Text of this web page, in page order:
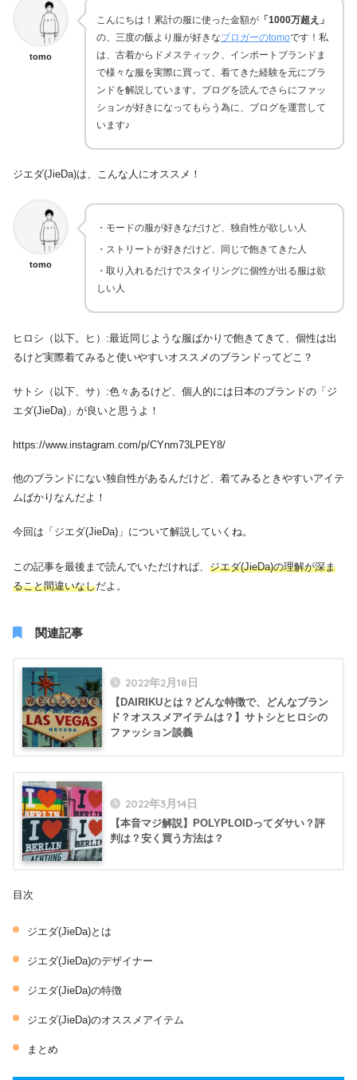
tomo
こんにちは！累計の服に使った金額が 「1000万超え」
の、三度の飯より服が好きなブロガーのtomoです！私
は、古着からドメスティック、インポートブランドま
で様々な服を実際に買って、着てきた経験を元にブラ
ンドを解説しています。ブログを読んでさらにファッ
ションが好きになってもらう為に、ブログを運営して
います♪
ジエダ(JieDa)は、こんな人にオススメ！
tomo
・モードの服が好きなだけど、独自性が欲しい人
・ストリートが好きだけど、同じで飽きてきた人
・取り入れるだけでスタイリングに個性が出る服は欲
しい人
ヒロシ（以下。ヒ）:最近同じような服ばかりで飽きてきて、個性は出
るけど実際着てみると使いやすいオススメのブランドってどこ？
サトシ（以下、サ）:色々あるけど、個人的には日本のブランドの「ジ
エダ(JieDa)」が良いと思うよ！
https://www.instagram.com/p/CYnm73LPEY8/
他のブランドにない独自性があるんだけど、着てみるときやすいアイテ
ムばかりなんだよ！
今回は「ジエダ(JieDa)」について解説していくね。
この記事を最後まで読んでいただければ、 ジエダ(JieDa)の理解が深ま
ること間違いなしだよ。
関連記事
2022年2月18日
【DAIRIKUとは？どんな特徴で、どんなブラン
ド？オススメアイテムは？】サトシとヒロシの
ファッション談義
2022年3月14日
【本音マジ解説】POLYPLOIDってダサい？評
判は？安く買う方法は？
目次
ジエダ(JieDa)とは
ジエダ(JieDa)のデザイナー
ジエダ(JieDa)の特徴
ジエダ(JieDa)のオススメアイテム
まとめ